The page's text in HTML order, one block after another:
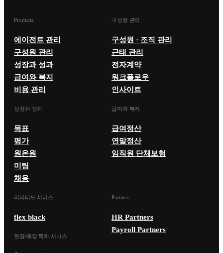
Products
에이전트 관리
구성원 관리
성장과 성과
급여와 복지
비용 관리
구성원 관리
구성원 · 조직 관리
근태 관리
전자계약
워크플로우
인사이트
성장과 성과
목표
평가
원온원
미팅
채용
급여와 복지
급여정산
연말정산
임직원 단체보험
리미티드 서비스
flex black
현장/매장 특화 서비스
Partners
HR Partners
Payroll Partners